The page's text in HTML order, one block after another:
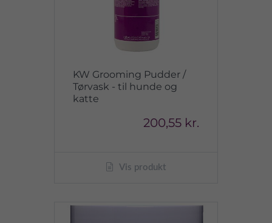
KW Grooming Pudder /
Tørvask - til hunde og
katte
200,55 kr.
Vis produkt